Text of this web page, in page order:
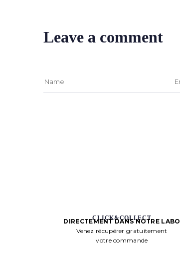
Leave a comment
CLICK&COLLECT
DIRECTEMENT DANS NOTRE LABO
Venez récupérer gratuitement
votre commande